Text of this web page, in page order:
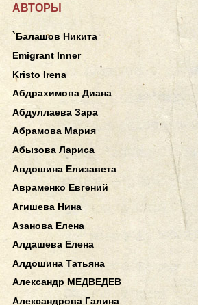
АВТОРЫ
`Балашов Никита
Emigrant Inner
Kristo Irena
Абдрахимова Диана
Абдуллаева Зара
Абрамова Мария
Абызова Лариса
Авдошина Елизавета
Авраменко Евгений
Агишева Нина
Азанова Елена
Алдашева Елена
Алдошина Татьяна
Александр МЕДВЕДЕВ
Александрова Галина